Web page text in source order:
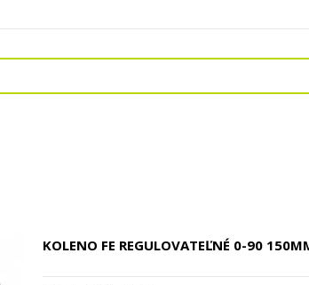
KOLENO FE REGULOVATEĽNÉ 0-90